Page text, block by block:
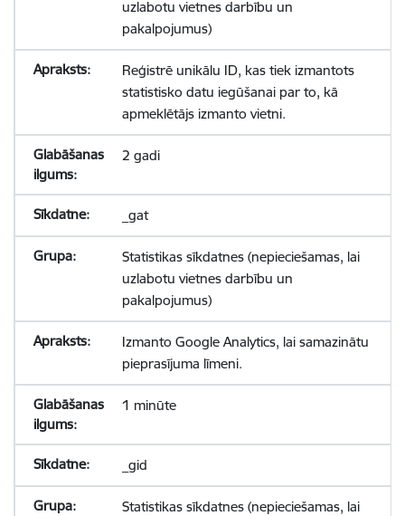
uzlabotu vietnes darbību un
pakalpojumus)
Reģistrē unikālu ID, kas tiek izmantots
statistisko datu iegūšanai par to, kā
apmeklētājs izmanto vietni.
2 gadi
_gat
Statistikas sīkdatnes (nepieciešamas, lai
uzlabotu vietnes darbību un
pakalpojumus)
Izmanto Google Analytics, lai samazinātu
pieprasījuma līmeni.
1 minūte
_gid
Statistikas sīkdatnes (nepieciešamas, lai